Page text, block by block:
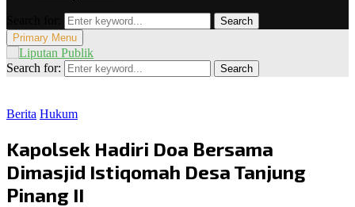
Search
Primary Menu
Search for: Search
Berita Hukum
Kapolsek Hadiri Doa Bersama
Dimasjid Istiqomah Desa Tanjung
Pinang II